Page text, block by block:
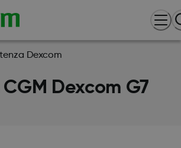
Dexcom
Dexcom G7